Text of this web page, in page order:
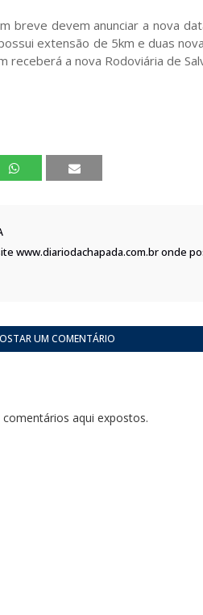
breve devem anunciar a nova
extensão de 5km e duas
receberá a nova Rodoviária de
www.diariodachapada.com.br onde
UM COMENTÁRIO
aqui expostos.